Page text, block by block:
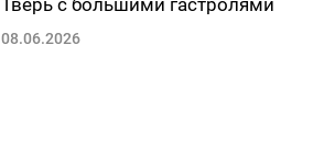
Тверь с большими гастролями
08.06.2026